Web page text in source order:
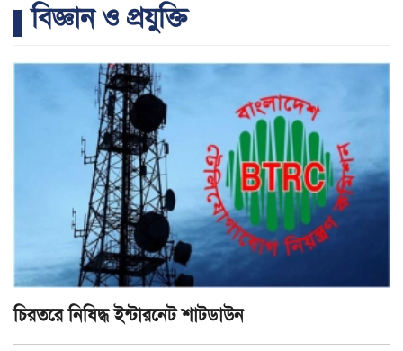
বিজ্ঞান ও প্রযুক্তি
চিরতরে নিষিদ্ধ ইন্টারনেট শাটডাউন